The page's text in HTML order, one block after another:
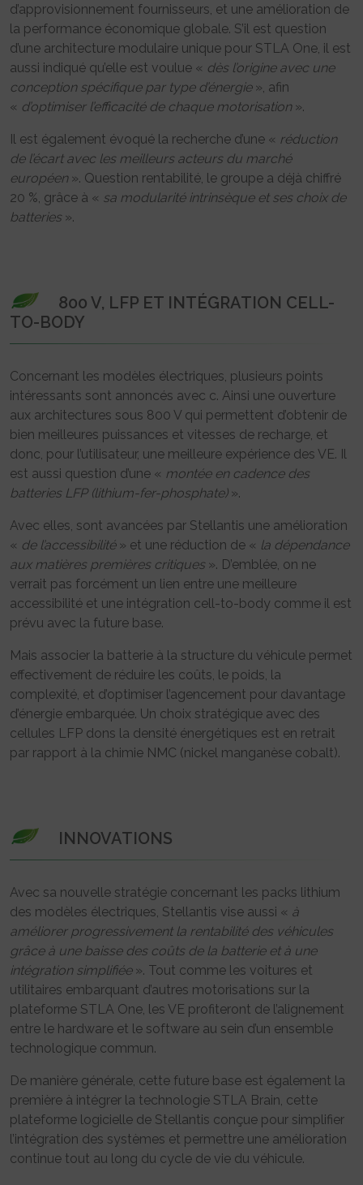
d’approvisionnement fournisseurs, et une amélioration de
la performance économique globale. S’il est question
d’une architecture modulaire unique pour STLA One, il est
aussi indiqué qu’elle est voulue « dès l’origine avec une
conception spécifique par type d’énergie», afin
« d’optimiser l’efficacité de chaque motorisation».
Il est également évoqué la recherche d’une « réduction
de l’écart avec les meilleurs acteurs du marché
européen». Question rentabilité, le groupe a déjà chiffré
20 %, grâce à « sa modularité intrinsèque et ses choix de
batteries».
800 V, LFP ET INTÉGRATION CELL-
TO-BODY
Concernant les modèles électriques, plusieurs points
intéressants sont annoncés avec c. Ainsi une ouverture
aux architectures sous 800 V qui permettent d’obtenir de
bien meilleures puissances et vitesses de recharge, et
donc, pour l’utilisateur, une meilleure expérience des VE. Il
est aussi question d’une « montée en cadence des
batteries LFP (lithium-fer-phosphate) ».
Avec elles, sont avancées par Stellantis une amélioration
« de l’accessibilité» et une réduction de « la dépendance
aux matières premières critiques». D’emblée, on ne
verrait pas forcément un lien entre une meilleure
accessibilité et une intégration cell-to-body comme il est
prévu avec la future base.
Mais associer la batterie à la structure du véhicule permet
effectivement de réduire les coûts, le poids, la
complexité, et d’optimiser l’agencement pour davantage
d’énergie embarquée. Un choix stratégique avec des
cellules LFP dons la densité énergétiques est en retrait
par rapport à la chimie NMC (nickel manganèse cobalt).
INNOVATIONS
Avec sa nouvelle stratégie concernant les packs lithium
des modèles électriques, Stellantis vise aussi « à
améliorer progressivement la rentabilité des véhicules
grâce à une baisse des coûts de la batterie et à une
intégration simplifiée». Tout comme les voitures et
utilitaires embarquant d’autres motorisations sur la
plateforme STLA One, les VE profiteront de l’alignement
entre le hardware et le software au sein d’un ensemble
technologique commun.
De manière générale, cette future base est également la
première à intégrer la technologie STLA Brain, cette
plateforme logicielle de Stellantis conçue pour simplifier
l’intégration des systèmes et permettre une amélioration
continue tout au long du cycle de vie du véhicule.